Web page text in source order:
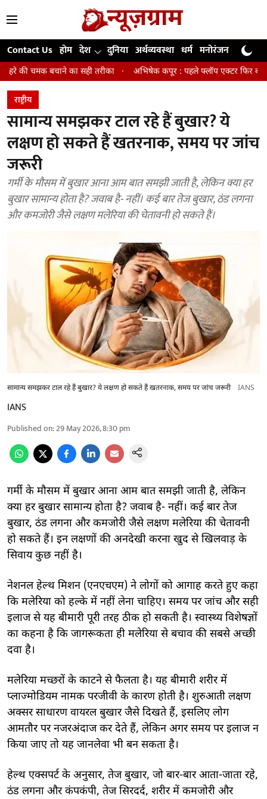
Contact Us होम देश दुनिया अर्थव्यवस्था धर्म मनोरंजन खेल
सही तरीका अभिषेक कपूर : पहले फ्लॉप एक्टर फिर बने अवॉर्ड विनिंग
राष्ट्रीय
सामान्य समझकर टाल रहे हैं बुखार? ये
लक्षण हो सकते हैं खतरनाक, समय पर जांच
जरूरी
गर्मी के मौसम में बुखार आना आम बात समझी जाती है, लेकिन क्या हर
बुखार सामान्य होता है? जवाब है- नहीं। कई बार तेज बुखार, ठंड लगना
और कमजोरी जैसे लक्षण मलेरिया की चेतावनी हो सकते हैं।
सामान्य समझकर टाल रहे हैं बुखार? ये लक्षण हो सकते हैं खतरनाक, समय पर जांच जरूरी IANS
IANS
Published on:29 May 2026, 8:30 pm
गर्मी के मौसम में बुखार आना आम बात समझी जाती है, लेकिन
क्या हर बुखार सामान्य होता है? जवाब है- नहीं। कई बार तेज
बुखार, ठंड लगना और कमजोरी जैसे लक्षण मलेरिया की चेतावनी
हो सकते हैं। इन लक्षणों की अनदेखी करना खुद से खिलवाड़ के
सिवाय कुछ नहीं है।
नेशनल हेल्थ मिशन (एनएचएम) ने लोगों को आगाह करते हुए कहा
कि मलेरिया को हल्के में नहीं लेना चाहिए। समय पर जांच और सही
इलाज से यह बीमारी पूरी तरह ठीक हो सकती है। स्वास्थ्य विशेषज्ञों
का कहना है कि जागरूकता ही मलेरिया से बचाव की सबसे अच्छी
दवा है।
मलेरिया मच्छरों के काटने से फैलता है। यह बीमारी शरीर में
प्लाज्मोडियम नामक परजीवी के कारण होती है। शुरुआती लक्षण
अक्सर साधारण वायरल बुखार जैसे दिखते हैं, इसलिए लोग
आमतौर पर नजरअंदाज कर देते हैं, लेकिन अगर समय पर इलाज न
किया जाए तो यह जानलेवा भी बन सकता है।
हेल्थ एक्सपर्ट के अनुसार, तेज बुखार, जो बार-बार आता-जाता रहे,
ठंड लगना और कंपकंपी, तेज सिरदर्द, शरीर में कमजोरी और